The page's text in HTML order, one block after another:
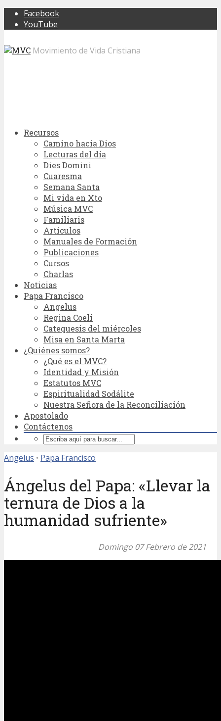
Facebook
YouTube
Movimiento de Vida Cristiana
Recursos
Camino hacia Dios
Lecturas del día
Dies Domini
Cuaresma
Semana Santa
Mi vida en Xto
Música MVC
Familiaris
Artículos
Manuales de Formación
Publicaciones
Cursos
Charlas
Noticias
Papa Francisco
Angelus
Regina Coeli
Catequesis del miércoles
Misa en Santa Marta
¿Quiénes somos?
¿Qué es el MVC?
Identidad y Misión
Estatutos MVC
Espiritualidad Sodálite
Nuestra Señora de la Reconciliación
Apostolado
Contáctenos
Angelus • Papa Francisco
Ángelus del Papa: «Llevar la
ternura de Dios a la
humanidad sufriente»
Domingo 07 Febrero de 2021